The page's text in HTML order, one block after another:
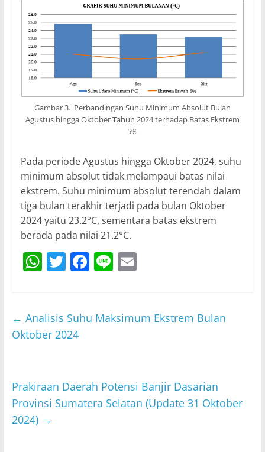
Gambar 3. Perbandingan Suhu Minimum Absolut Bulan
Agustus hingga Oktober Tahun 2024 terhadap Batas Ekstrem
5%
Pada periode Agustus hingga Oktober 2024, suhu
minimum absolut tidak melampaui batas nilai
ekstrem. Suhu minimum absolut terendah dalam
tiga bulan terakhir terjadi pada bulan Oktober
2024 yaitu 23.2°C, sementara batas ekstrem
berada pada nilai 21.2°C.
W
s
A
T
er
F
e
k
Li E
l
← Analisis Suhu Maksimum Ekstrem Bulan
Oktober 2024
Prakiraan Daerah Potensi Banjir Dasarian
Provinsi Sumatera Selatan (Update 31 Oktober
2024) →